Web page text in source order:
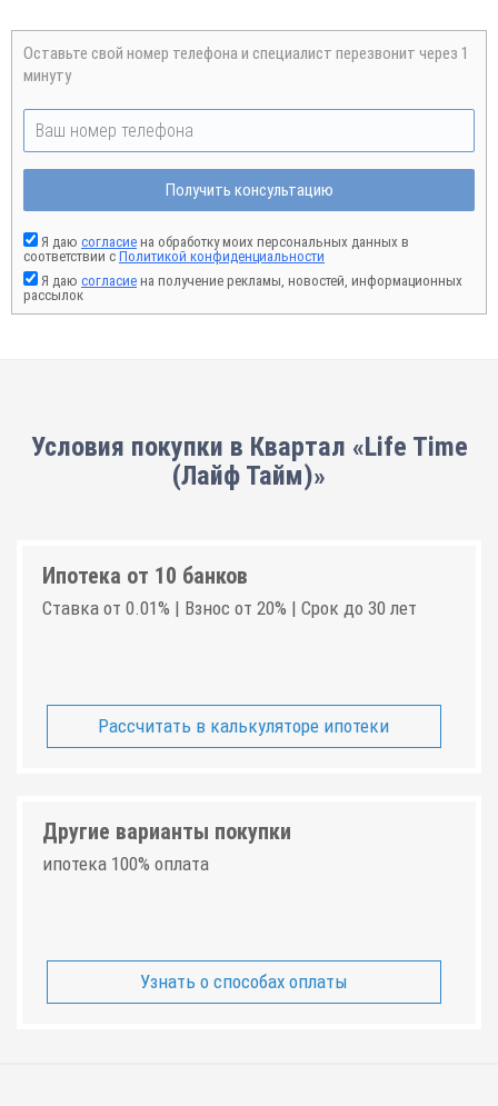
Оставьте свой номер телефона и специалист перезвонит через 1
минуту
Получить консультацию
Я даю согласие на обработку моих персональных данных в
соответствии с Политикой конфиденциальности
Я даю согласие на получение рекламы, новостей, информационных
рассылок
Условия покупки в Квартал «Life Time
(Лайф Тайм)»
Ипотека от 10 банков
Ставка от 0.01% | Взнос от 20% | Срок до 30 лет
Рассчитать в калькуляторе ипотеки
Другие варианты покупки
ипотека 100% оплата
Узнать о способах оплаты